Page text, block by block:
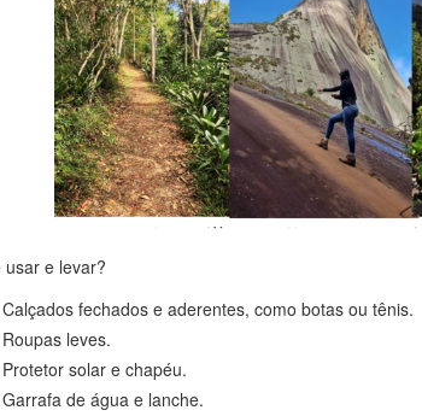
usar e levar?
Calçados fechados e aderentes, como botas ou tênis.
Roupas leves.
Protetor solar e chapéu.
Garrafa de água e lanche.